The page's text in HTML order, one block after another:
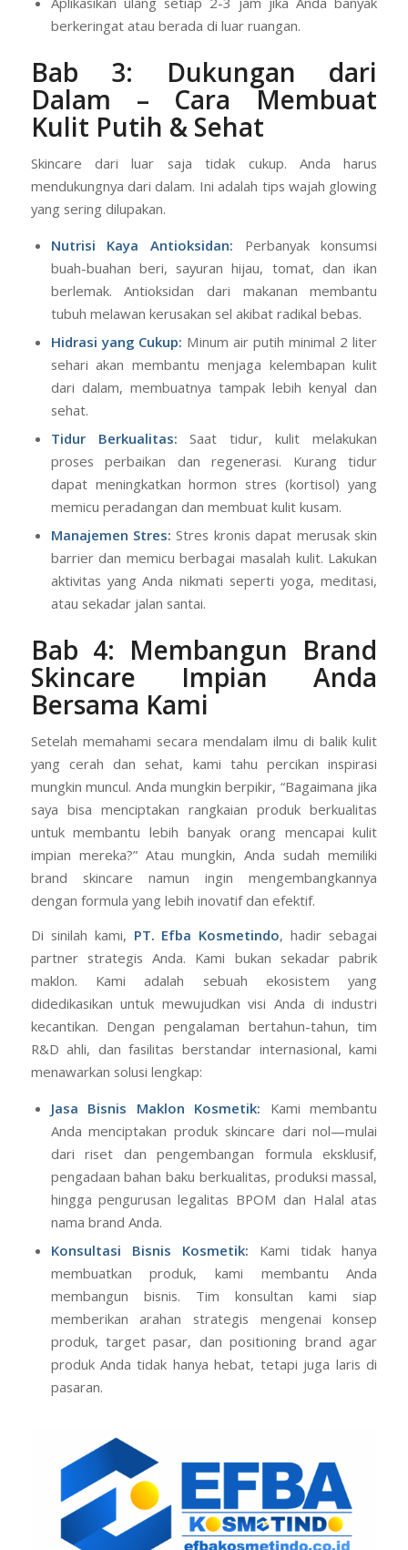
Gunakan sebanyak dua ruas jari untuk wajah dan
leher.
berkeringat atau berada di luar ruangan.
Bab 3: Dukungan dari
Dalam – Cara Membuat
Kulit Putih & Sehat
Skincare dari luar saja tidak cukup. Anda harus
mendukungnya dari dalam. Ini adalah tips wajah glowing
yang sering dilupakan.
Nutrisi Kaya Antioksidan:
Perbanyak konsumsi
buah-buahan beri, sayuran hijau, tomat, dan ikan
berlemak. Antioksidan dari makanan membantu
tubuh melawan kerusakan sel akibat radikal bebas.
Hidrasi yang Cukup:Minum air putih minimal 2 liter
sehari akan membantu menjaga kelembapan kulit
dari dalam, membuatnya tampak lebih kenyal dan
sehat.
Tidur Berkualitas:Saat tidur, kulit melakukan
proses perbaikan dan regenerasi. Kurang tidur
dapat meningkatkan hormon stres (kortisol) yang
memicu peradangan dan membuat kulit kusam.
Manajemen Stres:Stres kronis dapat merusak skin
barrier dan memicu berbagai masalah kulit. Lakukan
aktivitas yang Anda nikmati seperti yoga, meditasi,
atau sekadar jalan santai.
Bab 4: Membangun Brand
Skincare Impian Anda
Bersama Kami
Setelah memahami secara mendalam ilmu di balik kulit
yang cerah dan sehat, kami tahu percikan inspirasi
mungkin muncul. Anda mungkin berpikir, “Bagaimana jika
saya bisa menciptakan rangkaian produk berkualitas
untuk membantu lebih banyak orang mencapai kulit
impian mereka?” Atau mungkin, Anda sudah memiliki
brand skincare namun ingin mengembangkannya
dengan formula yang lebih inovatif dan efektif.
Di sinilah kami,
PT. Efba Kosmetindo, hadir sebagai
partner strategis Anda. Kami bukan sekadar pabrik
maklon. Kami adalah sebuah ekosistem yang
didedikasikan untuk mewujudkan visi Anda di industri
kecantikan. Dengan pengalaman bertahun-tahun, tim
R&D ahli, dan fasilitas berstandar internasional, kami
menawarkan solusi lengkap:
Jasa Bisnis Maklon Kosmetik
Kami membantu
Anda menciptakan produk skincare dari nol—mulai
dari riset dan pengembangan formula eksklusif,
pengadaan bahan baku berkualitas, produksi massal,
hingga pengurusan legalitas BPOM dan Halal atas
nama brand Anda.
Konsultasi Bisnis Kosmetik:Kami tidak hanya
membuatkan produk, kami membantu Anda
membangun bisnis. Tim konsultan kami siap
memberikan arahan strategis mengenai konsep
produk, target pasar, dan positioning brand agar
pasaran.